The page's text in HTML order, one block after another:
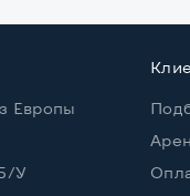
буквы на
клавиатура
привод
Win 10
Европы
У